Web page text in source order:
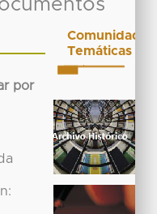
por
Comunidades
Temáticas